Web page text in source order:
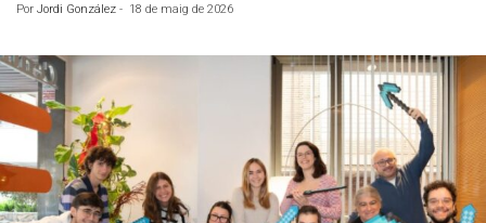
Por Jordi González - 18 de maig de 2026